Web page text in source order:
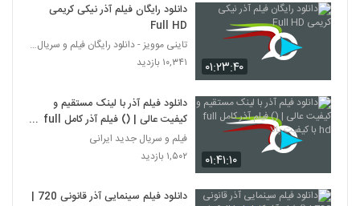
۰۱:۲۳:۴۰
دانلود رایگان فیلم آذر نیکی کریمی
Full HD
تاینی موویز - دانلود رایگان فیلم و سریال ایرانی جد
۱۰,۳۴۱ بازدید
۰۱:۴۱:۱۰
دانلود فیلم آذر با لینک مستقیم و
کیفیت عالی | () فیلم آذر کامل full
hd با کیفیت بالا
فیلم و سریال جدید ایرانی
۱,۵۰۲ بازدید
دانلود فیلم سینمایی آذر قانونی 720 |